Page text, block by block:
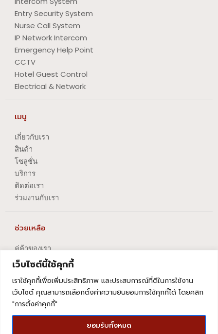
เว็บไซต์นี้ใช้คุกกี้
เราใช้คุกกี้เพื่อเพิ่มประสิทธิภาพ และประสบการณ์ที่ดีในการใช้งาน
เว็บไซต์ คุณสามารถเลือกตั้งค่าความยินยอมการใช้คุกกี้ได้ โดยคลิก
"การตั้งค่าคุกกี้"
ยอมรับทั้งหมด
Entry Security System
Nurse Call System
IP Network Intercom
Emergency Help Point
CCTV
Hotel Guest Control
Electrical & Network
เมนู
เกี่ยวกับเรา
สินค้า
โซลูชั่น
บริการ
ติดต่อเรา
ร่วมงานกับเรา
ช่วยเหลือ
คู่ค้าของเรา
นโยบายความเป็นส่วนตัว
นโยบายการปัญหาข้อร้องเรียน
นโยบายการยกเลิกบริการ